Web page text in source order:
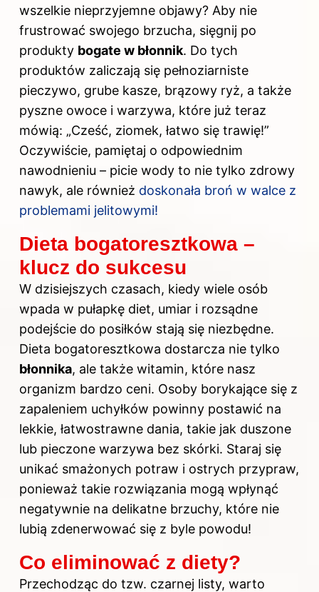
wszelkie nieprzyjemne objawy? Aby nie
frustrować swojego brzucha, sięgnij po
produkty bogate w błonnik. Do tych
produktów zaliczają się pełnoziarniste
pieczywo, grube kasze, brązowy ryż, a także
pyszne owoce i warzywa, które już teraz
mówią: „Cześć, ziomek, łatwo się trawię!”
Oczywiście, pamiętaj o odpowiednim
nawodnieniu – picie wody to nie tylko zdrowy
nawyk, ale również doskonała broń w walce z
problemami jelitowymi!
Dieta bogatoresztkowa –
klucz do sukcesu
W dzisiejszych czasach, kiedy wiele osób
wpada w pułapkę diet, umiar i rozsądne
podejście do posiłków stają się niezbędne.
Dieta bogatoresztkowa dostarcza nie tylko
błonnika, ale także witamin, które nasz
organizm bardzo ceni. Osoby borykające się z
zapaleniem uchyłków powinny postawić na
lekkie, łatwostrawne dania, takie jak duszone
lub pieczone warzywa bez skórki. Staraj się
unikać smażonych potraw i ostrych przypraw,
ponieważ takie rozwiązania mogą wpłynąć
negatywnie na delikatne brzuchy, które nie
lubią zdenerwować się z byle powodu!
Co eliminować z diety?
Przechodząc do tzw. czarnej listy, warto